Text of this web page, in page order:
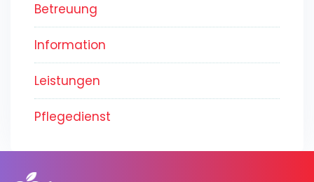
Betreuung
Information
Leistungen
Pflegedienst